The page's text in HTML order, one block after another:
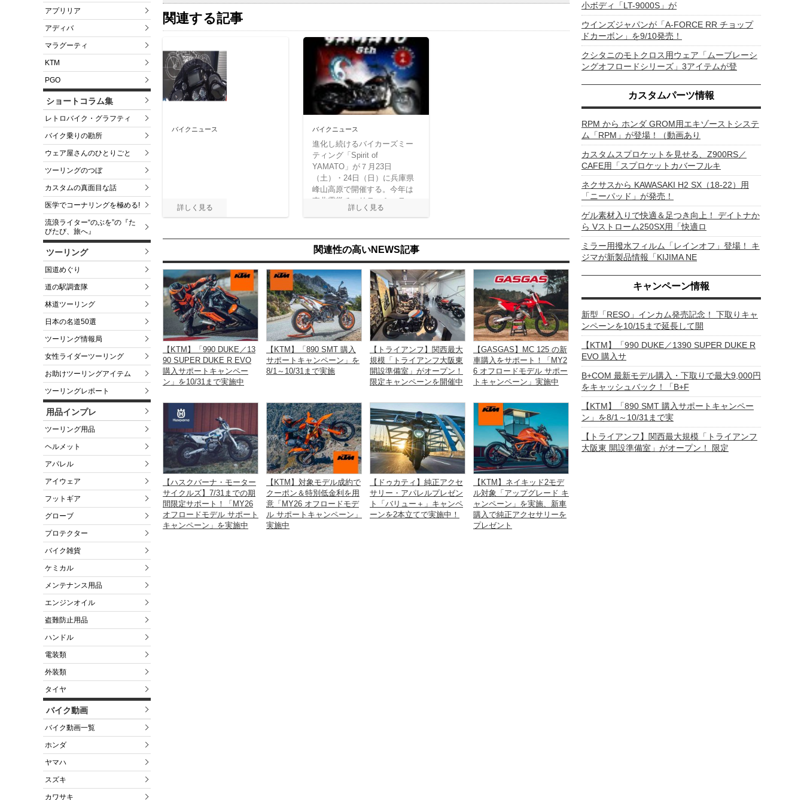
アプリリア
アディバ
マラグーティ
KTM
PGO
ショートコラム集
レトロバイク・グラフティ
バイク乗りの勘所
ウェア屋さんのひとりごと
ツーリングのつぼ
カスタムの真面目な話
医学でコーナリングを極める!
流浪ライター“のぶを”の『た
びたび、旅へ』
ツーリング
国道めぐり
道の駅調査隊
林道ツーリング
日本の名道50選
ツーリング情報局
女性ライダーツーリング
お助けツーリングアイテム
ツーリングレポート
用品インプレ
ツーリング用品
ヘルメット
アパレル
アイウェア
フットギア
グローブ
プロテクター
バイク雑貨
ケミカル
メンテナンス用品
エンジンオイル
盗難防止用品
ハンドル
電装類
外装類
タイヤ
バイク動画
バイク動画一覧
ホンダ
ヤマハ
スズキ
カワサキ
関連する記事
バイクニュース バイクニュース
進化し続けるバイカーズミー
ティング「Spirit of
YAMATO」が７月23日
（土）・24日（日）に兵庫県
峰山高原で開催する。今年は
東北震災チャリティミーティ
ングなども予定されている。
関連性の高いNEWS記事
【KTM】「990 DUKE／13
90 SUPER DUKE R EVO
購入サポートキャンペー
ン」を10/31まで実施中
【KTM】「890 SMT 購入
サポートキャンペーン」を
8/1～10/31まで実施
【トライアンフ】関西最大
規模「トライアンフ大阪東
開設準備室」がオープン！
限定キャンペーンを開催中
【GASGAS】MC 125 の新
車購入をサポート！「MY2
6 オフロードモデル サポー
トキャンペーン」実施中
【ハスクバーナ・モーター
サイクルズ】7/31までの期
間限定サポート！「MY26
オフロードモデル サポート
キャンペーン」を実施中
【KTM】対象モデル成約で
クーポン＆特別低金利を用
意「MY26 オフロードモデ
ル サポートキャンペーン」
実施中
【ドゥカティ】純正アクセ
サリー・アパレルプレゼン
ト「バリュー＋」キャンペ
ーンを2本立てで実施中！
【KTM】ネイキッド2モデ
ル対象「アップグレード キ
ャンペーン」を実施、新車
購入で純正アクセサリーを
プレゼント
小ボディ「LT-9000S」が
ウインズジャパンが「A-FORCE RR チョップ
ドカーボン」を9/10発売！
クシタニのモトクロス用ウェア「ムーブレーシ
ングオフロードシリーズ」3アイテムが登
カスタムパーツ情報
RPM から ホンダ GROM用エキゾーストシステ
ム「RPM」が登場！（動画あり
カスタムスプロケットを見せる、Z900RS／
CAFE用「スプロケットカバーフルキ
ネクサスから KAWASAKI H2 SX（18-22）用
「ニーパッド」が発売！
ゲル素材入りで快適＆足つき向上！ デイトナか
ら Vストローム250SX用「快適ロ
ミラー用撥水フィルム「レインオフ」登場！ キ
ジマが新製品情報「KIJIMA NE
キャンペーン情報
新型「RESO」インカム発売記念！ 下取りキャ
ンペーンを10/15まで延長して開
【KTM】「990 DUKE／1390 SUPER DUKE R
EVO 購入サ
B+COM 最新モデル購入・下取りで最大9,000円
をキャッシュバック！「B+F
【KTM】「890 SMT 購入サポートキャンペー
ン」を8/1～10/31まで実
【トライアンフ】関西最大規模「トライアンフ
大阪東 開設準備室」がオープン！ 限定